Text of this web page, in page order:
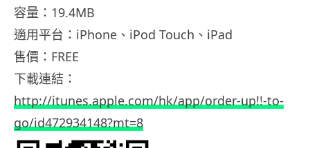
容量：19.4MB
適用平台：iPhone、iPod Touch、iPad
售價：FREE
下載連結：
http://itunes.apple.com/hk/app/order-up!!-to-
go/id472934148?mt=8